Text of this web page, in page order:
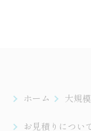
ホーム 大規
お見積りについ